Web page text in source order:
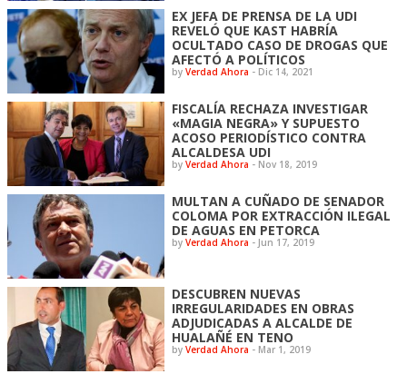
EX JEFA DE PRENSA DE LA UDI
REVELÓ QUE KAST HABRÍA
OCULTADO CASO DE DROGAS QUE
AFECTÓ A POLÍTICOS
byVerdad Ahora - Dic 14, 2021
FISCALÍA RECHAZA INVESTIGAR
«MAGIA NEGRA» Y SUPUESTO
ACOSO PERIODÍSTICO CONTRA
ALCALDESA UDI
byVerdad Ahora - Nov 18, 2019
MULTAN A CUÑADO DE SENADOR
COLOMA POR EXTRACCIÓN ILEGAL
DE AGUAS EN PETORCA
byVerdad Ahora - Jun 17, 2019
DESCUBREN NUEVAS
IRREGULARIDADES EN OBRAS
ADJUDICADAS A ALCALDE DE
HUALAÑÉ EN TENO
byVerdad Ahora - Mar 1, 2019